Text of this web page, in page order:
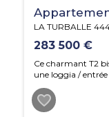
LA TURBALLE
283 500 €
Ce charmant T2
une loggia / entrée